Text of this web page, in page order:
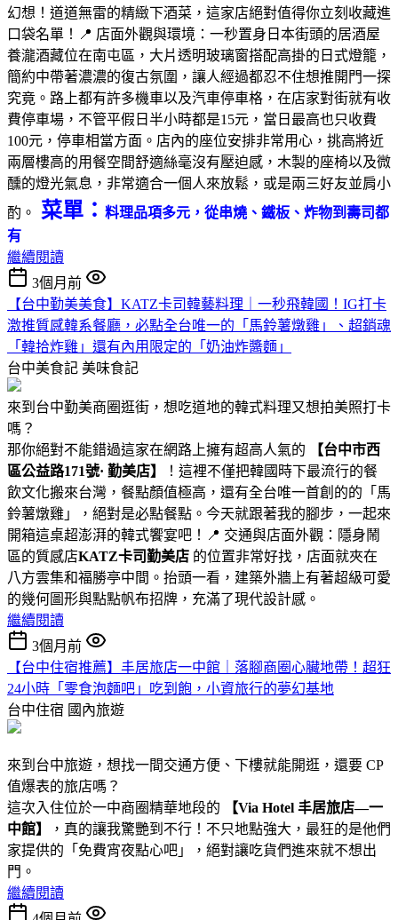
幻想！道道無雷的精緻下酒菜，這家店絕對值得你立刻收藏進
口袋名單！📍 店面外觀與環境：一秒置身日本街頭的居酒屋
養瀧酒藏位在南屯區，大片透明玻璃窗搭配高掛的日式燈籠，
簡約中帶著濃濃的復古氛圍，讓人經過都忍不住想推開門一探
究竟。路上都有許多機車以及汽車停車格，在店家對街就有收
費停車場，不管平假日半小時都是15元，當日最高也只收費
100元，停車相當方面。店內的座位安排非常用心，挑高將近
兩層樓高的用餐空間舒適絲毫沒有壓迫感，木製的座椅以及微
醺的燈光氣息，非常適合一個人來放鬆，或是兩三好友並肩小
酌。
菜單： 料理品項多元，從串燒、鐵板、炸物到壽司都
有
繼續閱讀
3個月前
【台中勤美美食】KATZ卡司韓藝料理｜一秒飛韓國！IG打卡
激推質感韓系餐廳，必點全台唯一的「馬鈴薯燉雞」、超銷魂
「韓拾炸雞」還有內用限定的「奶油炸醬麵」
台中美食記 美味食記
來到台中勤美商圈逛街，想吃道地的韓式料理又想拍美照打卡
嗎？
那你絕對不能錯過這家在網路上擁有超高人氣的
【台中市西
區公益路171號· 勤美店】
！這裡不僅把韓國時下最流行的餐
飲文化搬來台灣，餐點顏值極高，還有全台唯一首創的的「馬
鈴薯燉雞」，絕對是必點餐點。今天就跟著我的腳步，一起來
開箱這桌超澎湃的韓式饗宴吧！📍 交通與店面外觀：隱身鬧
區的質感店KATZ卡司勤美店 的位置非常好找，店面就夾在
八方雲集和福勝亭中間。抬頭一看，建築外牆上有著超級可愛
的幾何圖形與點點帆布招牌，充滿了現代設計感。
繼續閱讀
3個月前
【台中住宿推薦】丰居旅店一中館｜落腳商圈心臟地帶！超狂
24小時「零食泡麵吧」吃到飽，小資旅行的夢幻基地
台中住宿 國內旅遊
來到台中旅遊，想找一間交通方便、下樓就能開逛，還要 CP
值爆表的旅店嗎？
這次入住位於一中商圈精華地段的
【Via Hotel 丰居旅店—一
中館】
，真的讓我驚艷到不行！不只地點強大，最狂的是他們
家提供的「免費宵夜點心吧」，絕對讓吃貨們進來就不想出
門。
繼續閱讀